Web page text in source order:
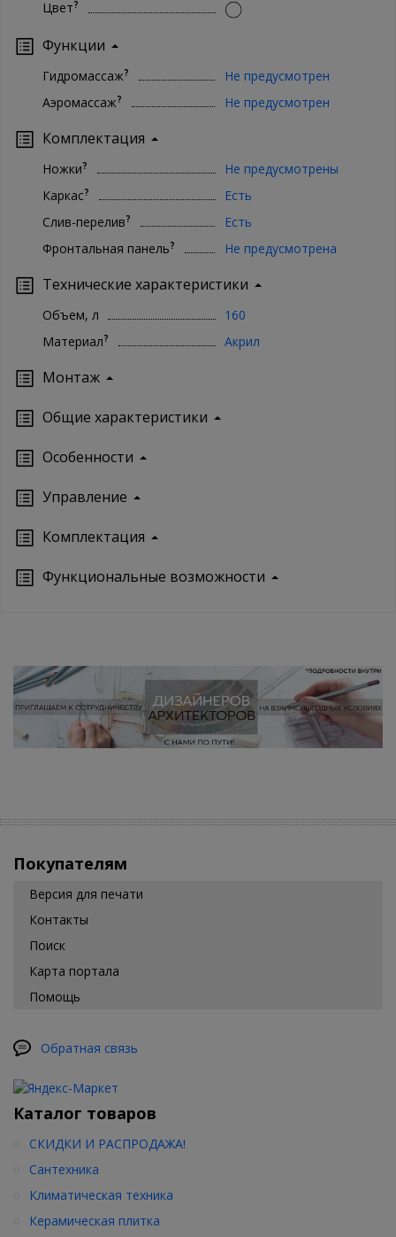
Цвет?
Функции
Гидромассаж?
Не предусмотрен
Аэромассаж? Не предусмотрен
Комплектация
Ножки?
Не предусмотрены
Каркас?
Есть
Слив-перелив?
Есть
Фронтальная панель? Не предусмотрена
Технические характеристики
Объем, л
160
Материал? Акрил
Монтаж
Oбщие характеристики
Особенности
Управление
Кoмплектация
Функциональные возможности
Покупателям
Версия для печати
Контакты
Поиск
Карта портала
Помощь
Обратная связь
Каталог товаров
СКИДКИ И РАСПРОДАЖА!
Сантехника
Климатическая техника
Керамическая плитка